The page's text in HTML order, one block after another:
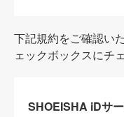
下記規約をご確認い
ェックボックスにチ
SHOEISHA iDサ